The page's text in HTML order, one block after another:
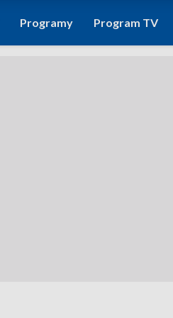
Programy Program TV